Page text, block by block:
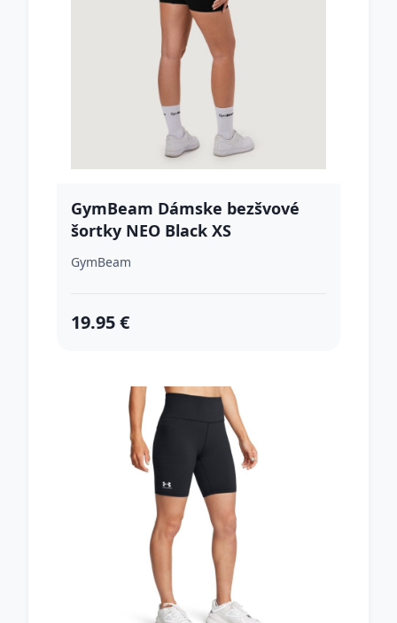
GymBeam Dámske bezšvové
šortky NEO Black XS
GymBeam
19.95 €